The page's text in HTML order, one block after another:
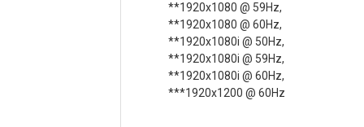
**1920x1080 @ 59Hz,
**1920x1080 @ 60Hz,
**1920x1080i @ 50Hz,
**1920x1080i @ 59Hz,
**1920x1080i @ 60Hz,
***1920x1200 @ 60Hz